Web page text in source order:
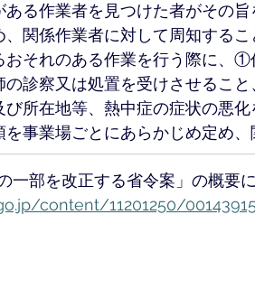
る作業者を見つけた者がその
関係作業者に対して周知するこ
おそれのある作業を行う際に、
診察又は処置を受けさせるこ
所在地等、熱中症の症状の悪
事業場ごとにあらかじめ定め、
一部を改正する省令案」の概要
content/11201250/